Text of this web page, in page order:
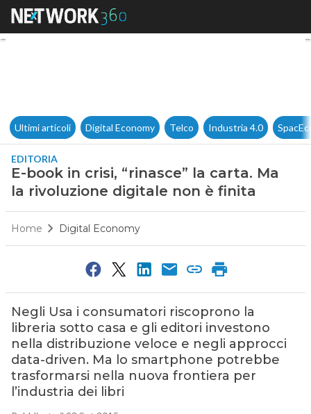
E-book in crisi, “rinasce” la
Ultimi articoli Digital Economy Telco Industria 4.0
EDITORIA
E-book in crisi, “rinasce” la carta. Ma
la rivoluzione digitale non è finita
Home Digital Economy
Negli Usa i consumatori riscoprono la
libreria sotto casa e gli editori investono
nella distribuzione veloce e negli approcci
data-driven. Ma lo smartphone potrebbe
trasformarsi nella nuova frontiera per
l’industria dei libri